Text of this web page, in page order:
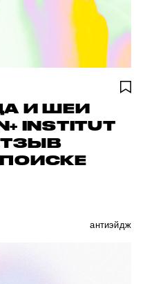
И ШЕИ
INSTITUT
антиэйдж